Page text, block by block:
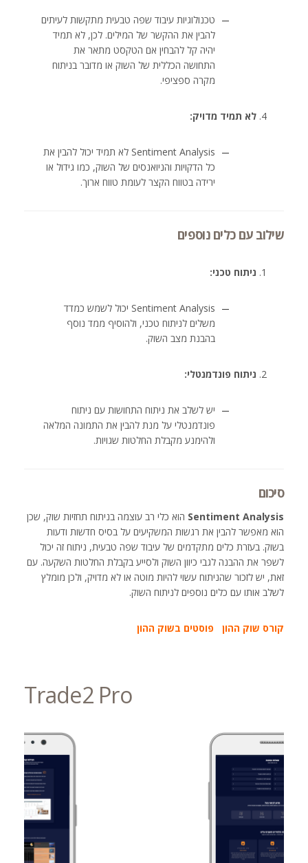
טכנולוגיות עיבוד שפה טבעית מתקשות לעיתים
להבין את ההקשר של המילים. לכן, לא תמיד
יהיה קל להבחין אם הטקסט מתאר את
התחושה הכללית של השוק או מדובר בניתוח
מקרה ספציפי.
לא תמיד מדויק:
Sentiment Analysis לא תמיד יכול להבין את
כל הדקויות והניואנסים של השוק, כמו גידול או
ירידה בטווח הקצר לעומת טווח ארוך.
שילוב עם כלים נוספים
ניתוח טכני:
Sentiment Analysis יכול לשמש כמדד
משלים לניתוח טכני, ולהוסיף ממד נוסף
בהבנת מצב השוק.
ניתוח פונדמנטלי:
יש לשלב את ניתוח התחושות עם ניתוח
פונדמנטלי על מנת להבין את התמונה המלאה
ולהימנע מקבלת החלטות שגויות.
סיכום
Sentiment Analysis הוא כלי רב עוצמה בניתוח תחזיות שוק, שכן
הוא מאפשר להבין את רגשות המשקיעים על בסיס חדשות ודעות
בשוק. בעזרת כלים מתקדמים של עיבוד שפה טבעית, ניתוח זה יכול
לשפר את ההבנה לגבי כיוון השוק ולסייע בקבלת החלטות השקעה. עם
זאת, יש לזכור שהניתוח עשוי להיות מוטה או לא מדויק, ולכן מומלץ
לשלב אותו עם כלים נוספים לניתוח השוק.
קורס שוק ההון פוסטים בשוק ההון
Trade2 Pro